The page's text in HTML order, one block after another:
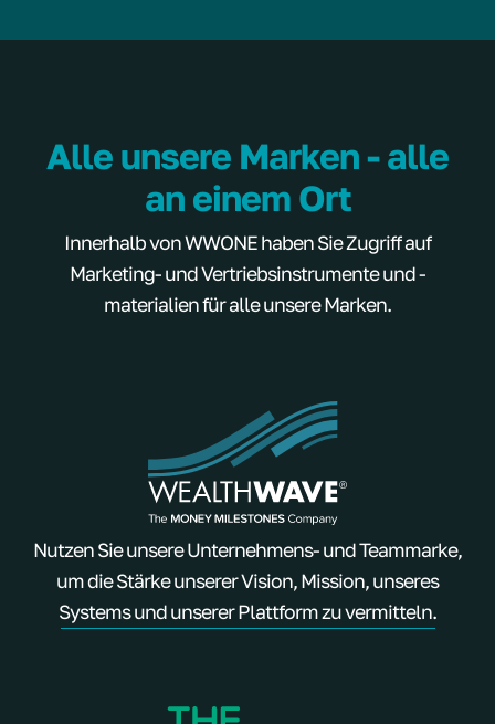
Alle unsere Marken - alle
an einem Ort
Innerhalb von WWONE haben Sie Zugriff auf
Marketing- und Vertriebsinstrumente und -
materialien für alle unsere Marken.
Nutzen Sie unsere Unternehmens- und Teammarke,
um die Stärke unserer Vision, Mission, unseres
Systems und unserer Plattform zu vermitteln.